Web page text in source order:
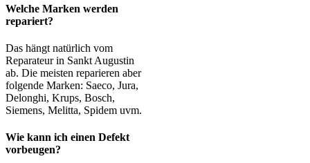
Welche Marken werden
repariert?
Das hängt natürlich vom
Reparateur in Sankt Augustin
ab. Die meisten reparieren aber
folgende Marken: Saeco, Jura,
Delonghi, Krups, Bosch,
Siemens, Melitta, Spidem uvm.
Wie kann ich einen Defekt
vorbeugen?